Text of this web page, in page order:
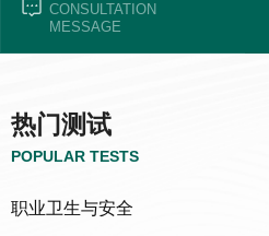
CONSULTATION
MESSAGE
热门测试
POPULAR TESTS
职业卫生与安全